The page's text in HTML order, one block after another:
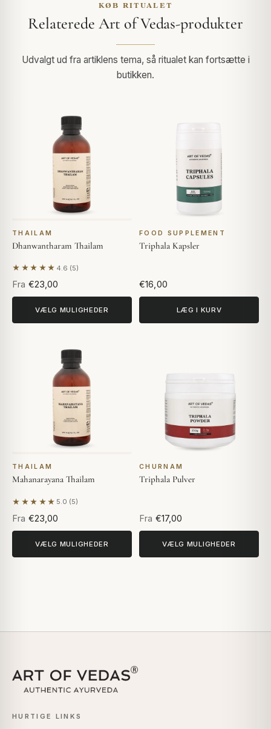
KØB RITUALET
Relaterede Art of Vedas-produkter
Udvalgt ud fra artiklens tema, så ritualet kan fortsætte i
butikken.
THAILAM
Dhanwantharam Thailam
★★★★★ 4.6 (5)
Baseret på 5 anmeldelser
Fra €23,00
VÆLG MULIGHEDER
FOOD SUPPLEMENT
Triphala Kapsler
€16,00
LÆG I KURV
THAILAM
Mahanarayana Thailam
★★★★★ 5.0 (5)
Baseret på 5 anmeldelser
Fra €23,00
VÆLG MULIGHEDER
CHURNAM
Triphala Pulver
Fra €17,00
VÆLG MULIGHEDER
HURTIGE LINKS